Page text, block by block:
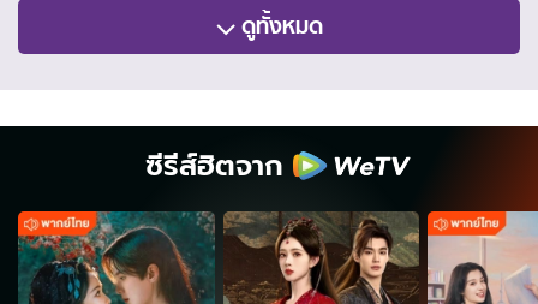
ดูทั้งหมด
ซีรีส์ฮิตจาก